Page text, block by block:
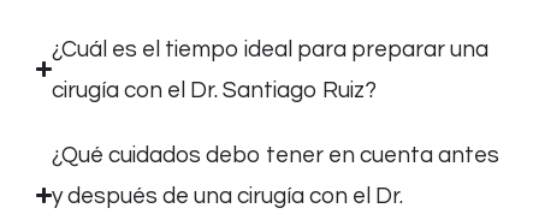
¿Cuál es el tiempo ideal para preparar una
cirugía con el Dr. Santiago Ruiz?
¿Qué cuidados debo tener en cuenta antes
y después de una cirugía con el Dr.